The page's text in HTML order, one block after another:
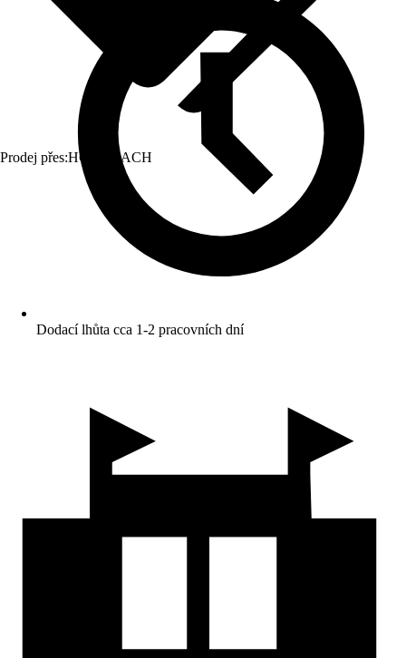
Prodej přes:HORNBACH
Dodací lhůta cca 1-2 pracovních dní